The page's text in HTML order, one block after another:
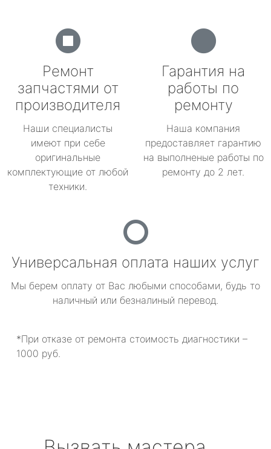
Ремонт
запчастями от
производителя
Наши специалисты
имеют при себе
оригинальные
комплектующие от любой
техники.
Гарантия на
работы по
ремонту
Наша компания
предоставляет гарантию
на выполненые работы по
ремонту до 2 лет.
Универсальная оплата наших услуг
Мы берем оплату от Вас любыми способами, будь то
наличный или безналиный перевод.
*При отказе от ремонта стоимость диагностики –
1000 руб.